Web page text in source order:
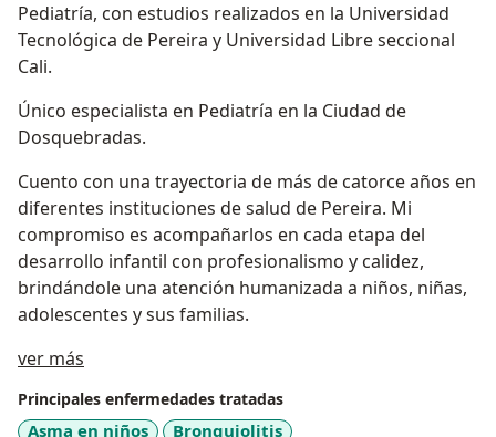
Pediatría, con estudios realizados en la Universidad
Tecnológica de Pereira y Universidad Libre seccional
Cali.
Único especialista en Pediatría en la Ciudad de
Dosquebradas.
Cuento con una trayectoria de más de catorce años en
diferentes instituciones de salud de Pereira. Mi
compromiso es acompañarlos en cada etapa del
desarrollo infantil con profesionalismo y calidez,
brindándole una atención humanizada a niños, niñas,
adolescentes y sus familias.
ver más
Principales enfermedades tratadas
Asma en niños
Bronquiolitis